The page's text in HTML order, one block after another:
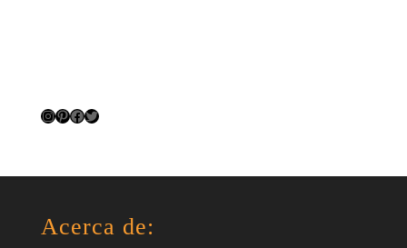
Instagram
Pinterest
Facebook
Twitter
Acerca de: